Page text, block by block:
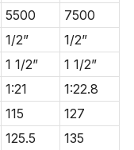
5500
7500
1/2”
1/2”
1 1/2”
1 1/2”
1:21
1:22.8
115
127
125.5
135